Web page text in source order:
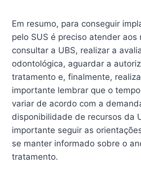
Em resumo, para conseguir
pelo SUS é preciso atender aos
consultar a UBS, realizar a
odontológica, aguardar a
tratamento e, finalmente,
importante lembrar que o
variar de acordo com a
disponibilidade de recursos da
importante seguir as
se manter informado sobre o
tratamento.